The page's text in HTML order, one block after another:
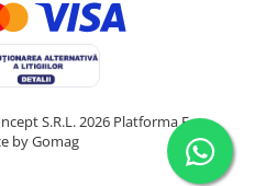
S.R.L. 2026 Platforma E-
by Gomag